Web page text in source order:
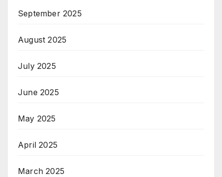
September 2025
August 2025
July 2025
June 2025
May 2025
April 2025
March 2025